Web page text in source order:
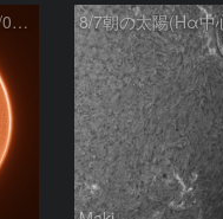
太陽 Hα線全面像 2026/08/07